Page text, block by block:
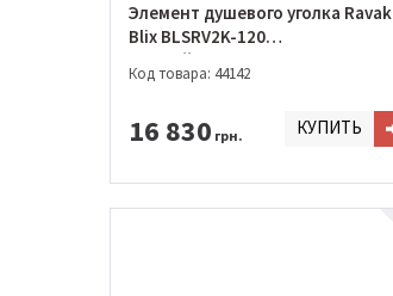
Элемент душевого уголка Ravak
Blix BLSRV2K-120
Черный+transparent
Код товара: 44142
16 830 грн. КУПИТЬ